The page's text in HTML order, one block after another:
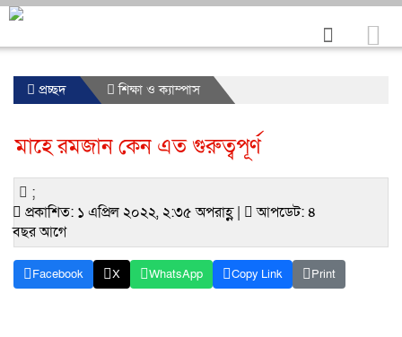
প্রচ্ছদ শিক্ষা ও ক্যাম্পাস
মাহে রমজান কেন এত গুরুত্বপূর্ণ
;
প্রকাশিত: ১ এপ্রিল ২০২২, ২:৩৫ অপরাহ্ণ |
আপডেট: ৪
বছর আগে
Facebook X WhatsApp Copy Link Print